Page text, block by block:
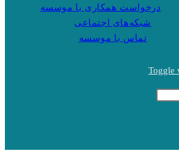
درخواست همکاری با موسسه
شبکه‌های اجتماعی
تماس با موسسه
Toggle